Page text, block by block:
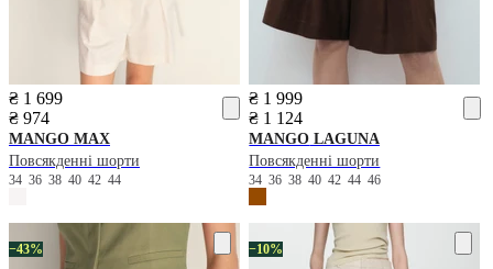
₴ 1 699
₴ 974
MANGO MAX
Повсякденні шорти
34 36 38 40 42 44
₴ 1 999
₴ 1 124
MANGO LAGUNA
Повсякденні шорти
34363840424446
−43% −10%